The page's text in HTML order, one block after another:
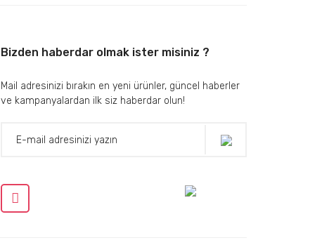
Bizden haberdar olmak ister misiniz ?
Mail adresinizi bırakın en yeni ürünler, güncel haberler
ve kampanyalardan ilk siz haberdar olun!